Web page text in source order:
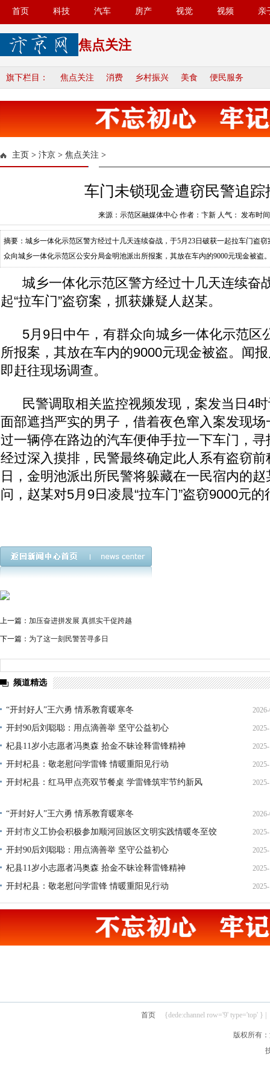
首页 科技 汽车 房产 视觉 视频 亲
焦点关注
旗下栏目： 焦点关注 消费 乡村振兴 美食 便民服务
主页 > 汴京 > 焦点关注 >
车门未锁现金遭窃民警追踪
来源：示范区融媒体中心 作者：卞新 人气： 发布时
摘要：城乡一体化示范区警方经过十几天连续奋战，于5月23日破获一起拉车门盗
众向城乡一体化示范区公安分局金明池派出所报案，其放在车内的9000元现金被盗
城乡一体化示范区警方经过十几天连续奋
起“拉车门”盗窃案，抓获嫌疑人赵某。
5月9日中午，有群众向城乡一体化示范区
所报案，其放在车内的9000元现金被盗。闻
即赶往现场调查。
民警调取相关监控视频发现，案发当日4
面部遮挡严实的男子，借着夜色窜入案发现
过一辆停在路边的汽车便伸手拉一下车门，
经过深入摸排，民警最终确定此人系有盗窃
日，金明池派出所民警将躲藏在一民宿内的
问，赵某对5月9日凌晨“拉车门”盗窃9000元
上一篇： 加压奋进拼发展 真抓实干促跨越
下一篇： 为了这一刻民警苦寻多日
频道精选
“开封好人”王六勇 情系教育暖寒冬
开封90后刘聪聪：用点滴善举 坚守公益初心
杞县11岁小志愿者冯奥森 拾金不昧诠释雷锋精神
开封杞县：敬老慰问学雷锋 情暖重阳见行动
开封杞县：红马甲点亮双节餐桌 学雷锋筑牢节约新风
“开封好人”王六勇 情系教育暖寒冬
开封市义工协会积极参加顺河回族区文明实践情暖冬至饺
开封90后刘聪聪：用点滴善举 坚守公益初心
杞县11岁小志愿者冯奥森 拾金不昧诠释雷锋精神
开封杞县：敬老慰问学雷锋 情暖重阳见行动
首页 {dede:channel row='9' type='top' } |
版权所有